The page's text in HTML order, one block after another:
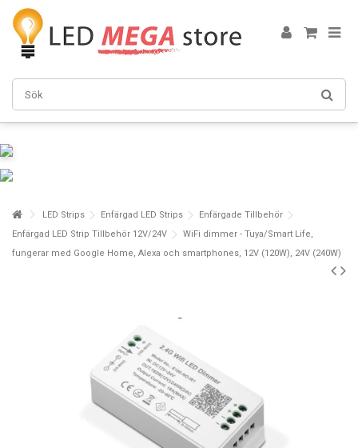
LED Strips Enfärgad LED Strips
Enfärgade Tillbehör
Enfärgad LED Strip Tillbehör 12V/24V
WiFi dimmer - Tuya/Smart Life,
fungerar med Google Home, Alexa och smartphones, 12V (120W), 24V (240W)